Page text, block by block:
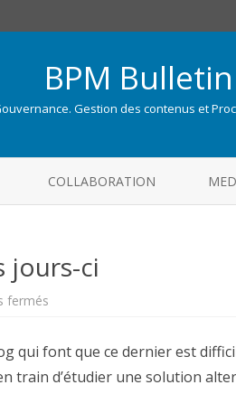
BPM Bulletin
Gestion des contenus et
to
COLLABORATION
jours-ci
fermés
site
ces
jours-
ci
qui font que ce dernier est
train d’étudier une solution